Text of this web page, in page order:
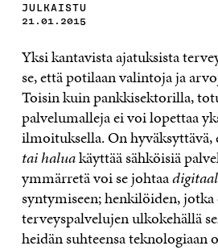
JULKAISTU
21.01.2015
Yksi kantavista ajatuksista
se, että potilaan valintoja ja
Toisin kuin pankkisektorilla,
palvelumalleja ei voi lopettaa
ilmoituksella. On hyväksyttävä,
tai haluakäyttää sähköisiä
ymmärretä voi se johtaa
syntymiseen; henkilöiden, jotka
terveyspalvelujen ulkokehällä
heidän suhteensa teknologiaan